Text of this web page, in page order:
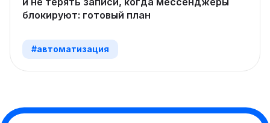
#автоматизация
блокируют: готовый план